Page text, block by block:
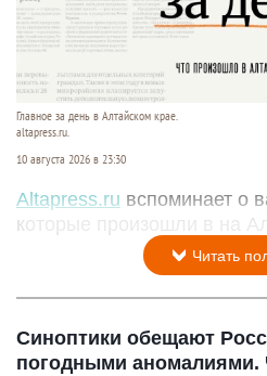
Главное за день в Алтайском крае.
altapress.ru.
10 августа 2026 в 23:30
Altapress.ru вспоминает о
которые произошли в на
Читать
Синоптики обещают
погодными аномалиями.